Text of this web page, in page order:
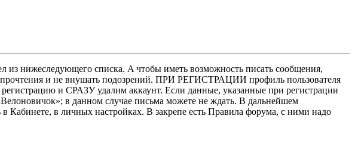
из нижеследующего списка. A чтобы иметь возможность писать сообщения,
и не внушать подозрений. ПРИ РЕГИСТРАЦИИ профиль пользователя
и СРАЗУ удалим аккаунт. Если данные, указанные при регистрации
в данном случае письма можете не ждать. В дальнейшем
Кабинете, в личных настройках. В закрепе есть Правила форума, с ними надо